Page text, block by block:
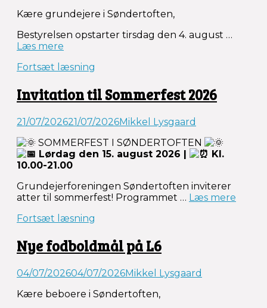
Kære grundejere i Søndertoften,
Bestyrelsen opstarter tirsdag den 4. august …
Læs mere
pilotprojekt
p-
plads”
Fortsæt læsning
Invitation til Sommerfest 2026
21/07/202621/07/2026Mikkel Lysgaard
SOMMERFEST I SØNDERTOFTEN
Lørdag den 15. august 2026 |
Kl.
10.00-21.00
Grundejerforeningen Søndertoften inviterer
atter til sommerfest! Programmet … Læs mere
Fortsæt læsning
Nye fodboldmål på L6
04/07/202604/07/2026Mikkel Lysgaard
Kære beboere i Søndertoften,